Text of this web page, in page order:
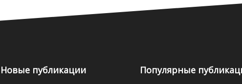
Новые публикации Популярные